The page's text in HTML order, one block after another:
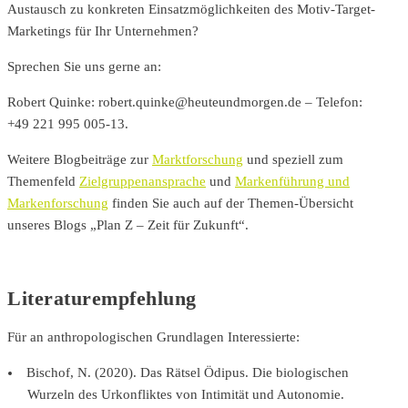
Austausch zu konkreten Einsatzmöglichkeiten des Motiv-Target-
Marketings für Ihr Unternehmen?
Sprechen Sie uns gerne an:
Robert Quinke: robert.quinke@heuteundmorgen.de – Telefon:
+49 221 995 005-13.
Weitere Blogbeiträge zur Marktforschung und speziell zum
Themenfeld Zielgruppenansprache und Markenführung und
Markenforschung finden Sie auch auf der Themen-Übersicht
unseres Blogs „Plan Z – Zeit für Zukunft“.
Literaturempfehlung
Für an anthropologischen Grundlagen Interessierte:
Bischof, N. (2020). Das Rätsel Ödipus. Die biologischen
Wurzeln des Urkonfliktes von Intimität und Autonomie.